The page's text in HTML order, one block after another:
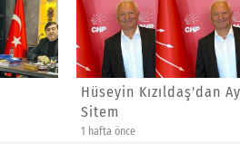
Hüseyin Kızıldaş'dan
Sitem
1 hafta önce